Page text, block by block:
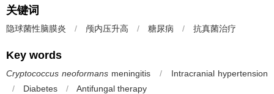
关键词
隐球菌性脑膜炎 / 颅内压升高 / 糖尿病 / 抗真菌治疗
Key words
Cryptococcus neoformans meningitis /
Intracranial hypertension
/
Diabetes / Antifungal therapy